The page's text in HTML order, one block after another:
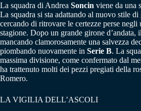
La squadra di Andrea Soncin viene da una
La squadra si sta adattando al nuovo stile
cercando di ritrovare le certezze perse negli
stagione. Dopo un grande girone d’andata,
mancando clamorosamente una salvezza
piombando nuovamente in Serie B. La
massima divisione, come confermato dal
ha trattenuto molti dei pezzi pregiati della
Romero.
LA VIGILIA DELL’ASCOLI